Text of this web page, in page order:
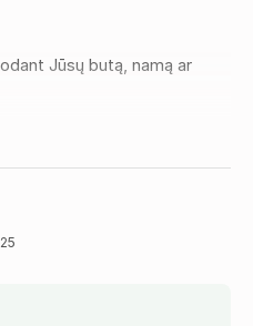
Jūsų butą, namą ar
galbūt, tačiau mes tai
Pardavėjų, neapsiriboja
daugiau priemonių ir
ketinamą parduoti
Pirkėjų ratą. Jie